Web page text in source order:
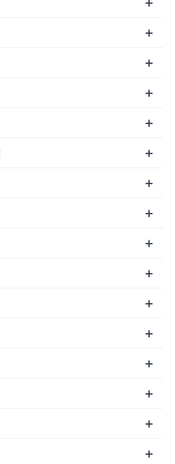
+
+
+
+
+
+
+
+
+
+
+
+
+
+
+